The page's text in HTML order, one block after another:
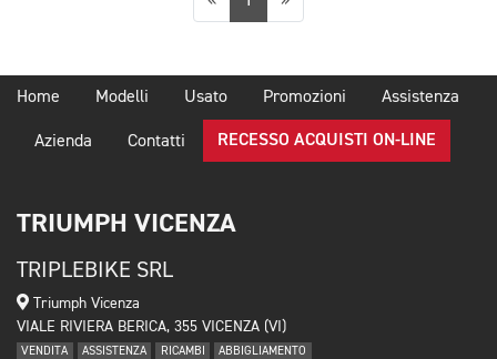
Home Modelli Usato Promozioni Assistenza
Azienda Contatti RECESSO ACQUISTI ON-LINE
TRIUMPH VICENZA
TRIPLEBIKE SRL
Triumph Vicenza
VIALE RIVIERA BERICA, 355 VICENZA (VI)
VENDITA ASSISTENZA RICAMBI ABBIGLIAMENTO